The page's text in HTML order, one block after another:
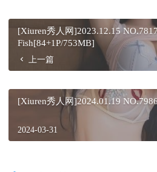
[Xiuren秀人网]2023.12.15
Fish[84+1P/753MB]
上一篇
[Xiuren秀人网]2024.01.19
2024-03-31